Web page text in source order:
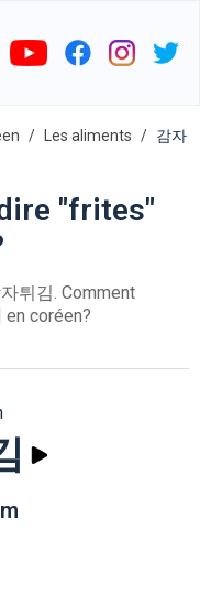
Les aliments
감자
"frites"
튀김. Comment
en coréen?